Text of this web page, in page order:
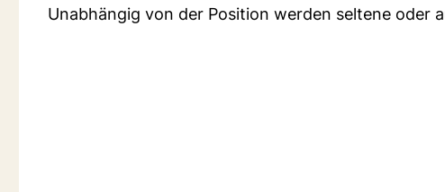
Unabhängig von der Position werden seltene oder